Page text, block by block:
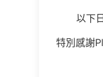
以下
特別感謝